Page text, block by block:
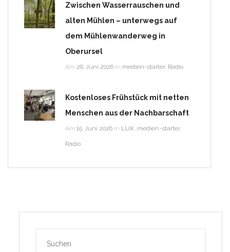
Zwischen Wasserrauschen und
alten Mühlen – unterwegs auf
dem Mühlenwanderweg in
Oberursel
Am 26. Juni 2026 in medien-starter, Radio
Kostenloses Frühstück mit netten
Menschen aus der Nachbarschaft
Am 15. Juni 2026 in LUX, medien-starter,
Radio